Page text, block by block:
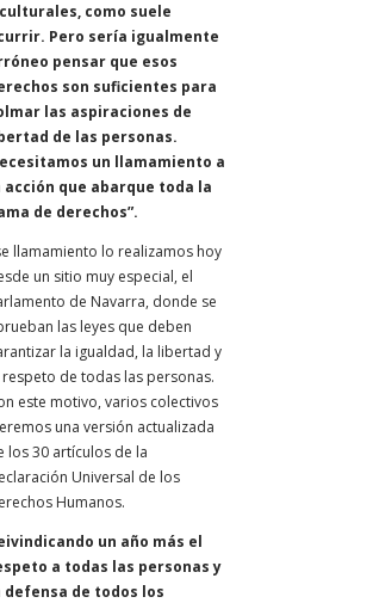
como suele
Pero sería igualmente
pensar que esos
son suficientes para
las aspiraciones de
de las personas.
un llamamiento a
acción que abarque toda la
de derechos”.
llamamiento lo realizamos hoy
un sitio muy especial, el
de Navarra, donde se
las leyes que deben
la igualdad, la libertad y
respeto de todas las personas.
este motivo, varios colectivos
una versión actualizada
los 30 artículos de la
Universal de los
Humanos.
un año más el
a todas las personas y
defensa de todos los